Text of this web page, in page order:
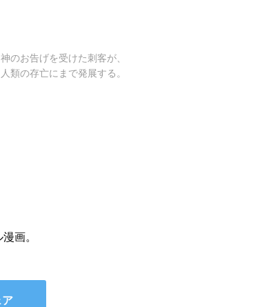
のお告げを受けた刺客が、
類の存亡にまで発展する。
画。